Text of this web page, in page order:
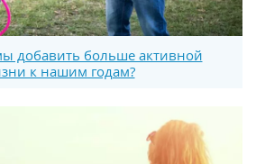
добавить больше активной
к нашим годам?